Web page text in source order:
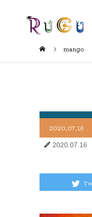
mango
2020.07.16
2020.07.16